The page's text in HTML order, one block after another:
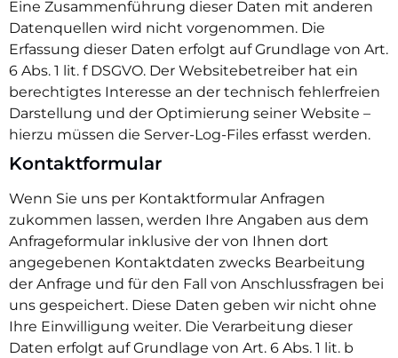
Eine Zusammenführung dieser Daten mit anderen
Datenquellen wird nicht vorgenommen. Die
Erfassung dieser Daten erfolgt auf Grundlage von Art.
6 Abs. 1 lit. f DSGVO. Der Websitebetreiber hat ein
berechtigtes Interesse an der technisch fehlerfreien
Darstellung und der Optimierung seiner Website –
hierzu müssen die Server-Log-Files erfasst werden.
Kontaktformular
Wenn Sie uns per Kontaktformular Anfragen
zukommen lassen, werden Ihre Angaben aus dem
Anfrageformular inklusive der von Ihnen dort
angegebenen Kontaktdaten zwecks Bearbeitung
der Anfrage und für den Fall von Anschlussfragen bei
uns gespeichert. Diese Daten geben wir nicht ohne
Ihre Einwilligung weiter. Die Verarbeitung dieser
Daten erfolgt auf Grundlage von Art. 6 Abs. 1 lit. b